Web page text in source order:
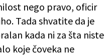
nego pravo, oficir
Tada shvatite da je
kada ni za šta niste
koje čoveka ne